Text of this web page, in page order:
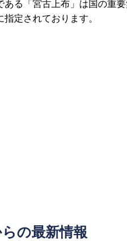
ある「宮古上布」は国の重
指定されております。
の最新情報